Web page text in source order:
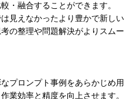
・融合することができます。
見えなかったより豊かで新しい
の整理や問題解決がよりスムー
プロンプト事例をあらかじめ用
業効率と精度を向上させます。